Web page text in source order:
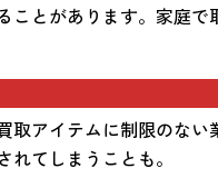
ことがあります。家庭
取アイテムに制限のな
れてしまうことも。